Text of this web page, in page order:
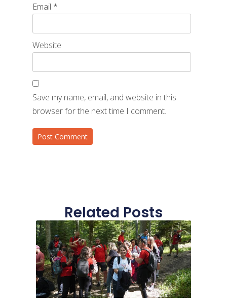
Email *
Website
Save my name, email, and website in this
browser for the next time I comment.
Related Posts